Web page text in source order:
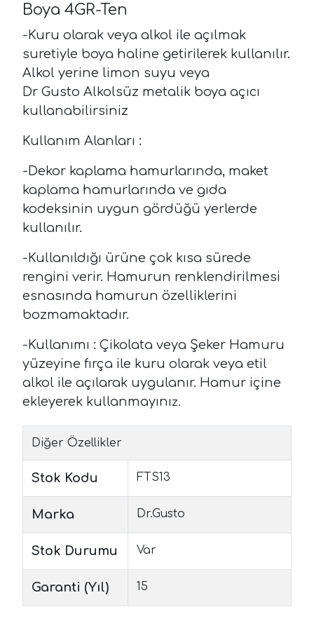
Boya 4GR-Ten
-Kuru olarak veya alkol ile açılmak
suretiyle boya haline getirilerek kullanılır.
Alkol yerine limon suyu veya
Dr Gusto Alkolsüz metalik boya açıcı
kullanabilirsiniz
Kullanım Alanları :
-Dekor kaplama hamurlarında, maket
kaplama hamurlarında ve gıda
kodeksinin uygun gördüğü yerlerde
kullanılır.
-Kullanıldığı ürüne çok kısa sürede
rengini verir. Hamurun renklendirilmesi
esnasında hamurun özelliklerini
bozmamaktadır.
-Kullanımı : Çikolata veya Şeker Hamuru
yüzeyine fırça ile kuru olarak veya etil
alkol ile açılarak uygulanır. Hamur içine
ekleyerek kullanmayınız.
Diğer Özellikler
Stok Kodu FTS13
Marka Dr.Gusto
Stok Durumu Var
Garanti (Yıl) 15